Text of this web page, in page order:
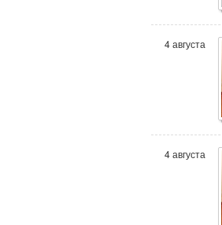
4 августа
4 августа